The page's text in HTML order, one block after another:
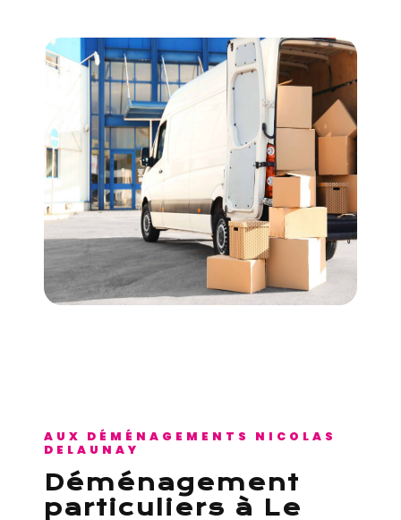
AUX DÉMÉNAGEMENTS NICOLAS
DELAUNAY
déménagement
particuliers à Le